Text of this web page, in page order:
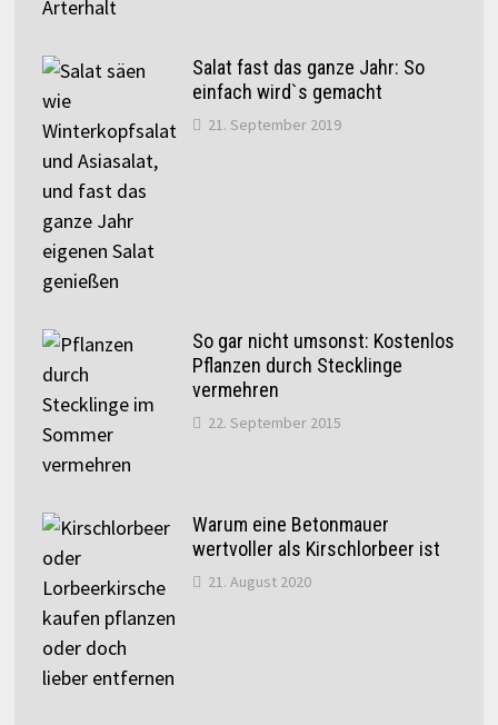
Salat fast das ganze Jahr: So
einfach wird`s gemacht
21. September 2019
So gar nicht umsonst: Kostenlos
Pflanzen durch Stecklinge
vermehren
22. September 2015
Warum eine Betonmauer
wertvoller als Kirschlorbeer ist
21. August 2020